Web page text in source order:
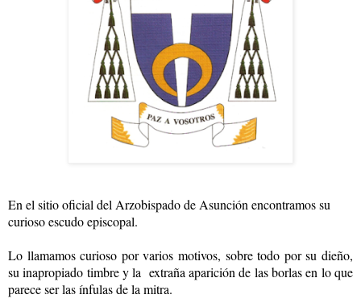
En el sitio oficial del Arzobispado de Asunción encontramos su
curioso escudo episcopal.
Lo llamamos curioso por varios motivos, sobre todo por su dieño,
su inapropiado timbre y la extraña aparición de las borlas en lo que
parece ser las ínfulas de la mitra.